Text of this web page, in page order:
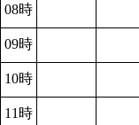
08時
09時
10時
11時